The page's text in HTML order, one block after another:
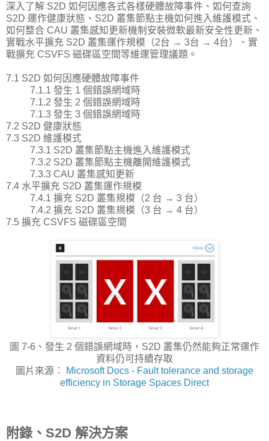
深入了解 S2D 如何因應各式各樣硬體故障事件、如何查詢
S2D 運作健康狀態、S2D 叢集節點主機如何進入維護模式、
如何整合 CAU 叢集感知更新機制安裝微軟最新安全性更新、
實戰水平擴充 S2D 叢集運作規模（2台 → 3台 → 4台）、實
戰擴充 CSVFS 磁碟區空間等維運管理議題。
7.1 S2D 如何因應硬體故障事件
7.1.1 發生 1 個錯誤網域時
7.1.2 發生 2 個錯誤網域時
7.1.3 發生 3 個錯誤網域時
7.2 S2D 健康狀態
7.3 S2D 維護模式
7.3.1 S2D 叢集節點主機進入維護模式
7.3.2 S2D 叢集節點主機離開維護模式
7.3.3 CAU 叢集感知更新
7.4 水平擴充 S2D 叢集運作規模
7.4.1 擴充 S2D 叢集規模（2 台 → 3 台）
7.4.2 擴充 S2D 叢集規模（3 台 → 4 台）
7.5 擴充 CSVFS 磁碟區空間
圖 7-6、發生 2 個錯誤網域時，S2D 叢集仍然能夠正常運作
資料仍可持續存取
圖片來源：
Microsoft Docs - Fault tolerance and storage
efficiency in Storage Spaces Direct
附錄、S2D 解決方案